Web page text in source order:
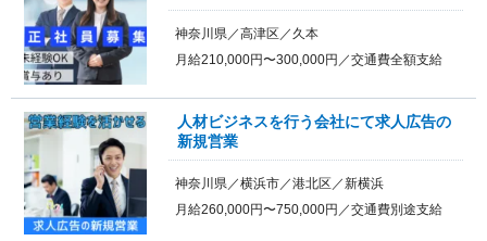
神奈川県／高津区／久本
月給210,000円〜300,000円／交通費全額支給
人材ビジネスを行う会社にて求人広告の
新規営業
神奈川県／横浜市／港北区／新横浜
月給260,000円〜750,000円／交通費別途支給